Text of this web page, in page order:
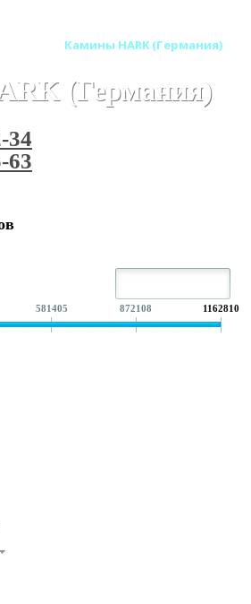
Камины HARK (Германия)
(Германия)
34
63
581405 872108 1162810